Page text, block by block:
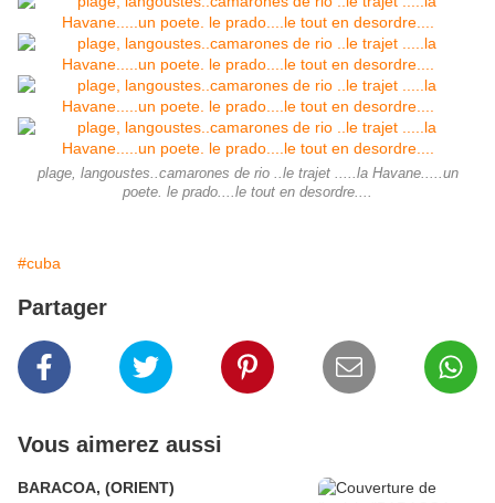
plage, langoustes..camarones de rio ..le trajet .....la Havane.....un
poete. le prado....le tout en desordre....
#cuba
Partager
Vous aimerez aussi
BARACOA, (ORIENT)